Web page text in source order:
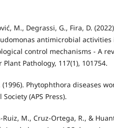
M., Degrassi, G., Fira, D.
antimicrobial
control mechanisms - A
Pathology, 117(1), 101754.
(1996). Phytophthora diseases
(APS Press).
M., Cruz-Ortega, R., &